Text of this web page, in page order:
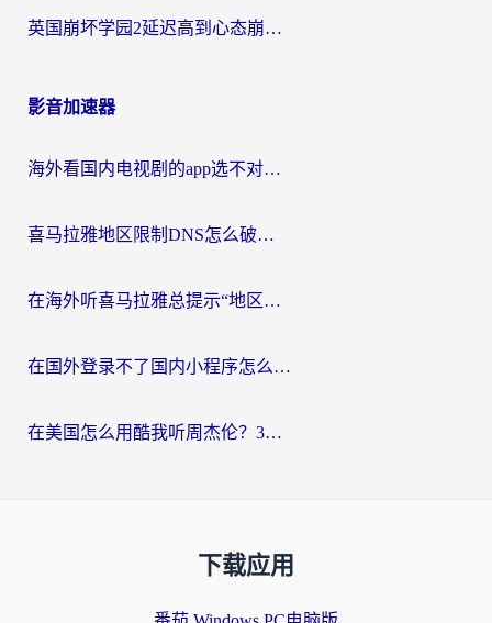
英国崩坏学园2延迟高到心态崩？海外党国服游戏加速终极指南
影音加速器
海外看国内电视剧的app选不对？这份回国加速器避坑指南帮你流畅追剧
喜马拉雅地区限制DNS怎么破？海外党听国内音乐听书的终极解决方案
在海外听喜马拉雅总提示“地区限制”？3步轻松解除+听国内音乐全攻略
在国外登录不了国内小程序怎么办？选对回国加速器，轻松解锁国内资源
在美国怎么用酷我听周杰伦？3步搞定海外听歌难题
下载应用